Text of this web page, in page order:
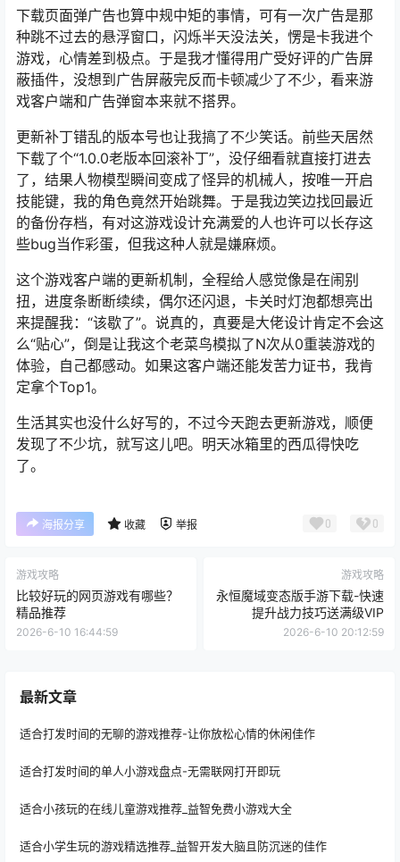
下载页面弹广告也算中规中矩的事情，可有一次广告是那
种跳不过去的悬浮窗口，闪烁半天没法关，愣是卡我进个
游戏，心情差到极点。于是我才懂得用广受好评的广告屏
蔽插件，没想到广告屏蔽完反而卡顿减少了不少，看来游
戏客户端和广告弹窗本来就不搭界。
更新补丁错乱的版本号也让我搞了不少笑话。前些天居然
下载了个“1.0.0老版本回滚补丁”，没仔细看就直接打进去
了，结果人物模型瞬间变成了怪异的机械人，按唯一开启
技能键，我的角色竟然开始跳舞。于是我边笑边找回最近
的备份存档，有对这游戏设计充满爱的人也许可以长存这
些bug当作彩蛋，但我这种人就是嫌麻烦。
这个游戏客户端的更新机制，全程给人感觉像是在闹别
扭，进度条断断续续，偶尔还闪退，卡关时灯泡都想亮出
来提醒我：“该歇了”。说真的，真要是大佬设计肯定不会这
么“贴心”，倒是让我这个老菜鸟模拟了N次从0重装游戏的
体验，自己都感动。如果这客户端还能发苦力证书，我肯
定拿个Top1。
生活其实也没什么好写的，不过今天跑去更新游戏，顺便
发现了不少坑，就写这儿吧。明天冰箱里的西瓜得快吃
了。
海报分享 收藏 举报 0 0
游戏攻略
比较好玩的网页游戏有哪些？
精品推荐
2026-6-10 16:44:59
游戏攻略
永恒魔域变态版手游下载-快速
提升战力技巧送满级VIP
2026-6-10 20:12:59
最新文章
适合打发时间的无聊的游戏推荐-让你放松心情的休闲佳作
适合打发时间的单人小游戏盘点-无需联网打开即玩
适合小孩玩的在线儿童游戏推荐_益智免费小游戏大全
适合小学生玩的游戏精选推荐_益智开发大脑且防沉迷的佳作